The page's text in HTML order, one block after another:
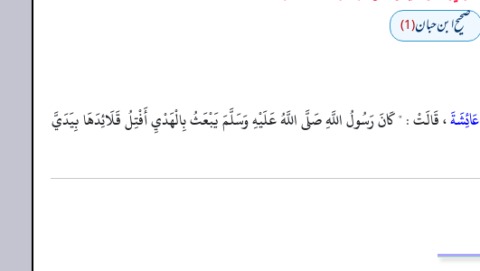
صحیح ابن حبان(1)
عَائِشَةَ، قَالَتْ : " كَانَ رَسُولُ اللَّهِ صَلَّى اللَّهُ عَلَيْهِ وَسَلَّمَ يَبْعَثُ بِالْهَدْيِ أَفْتِلُ قَلَائِدَهَا بِيَدَيَّ